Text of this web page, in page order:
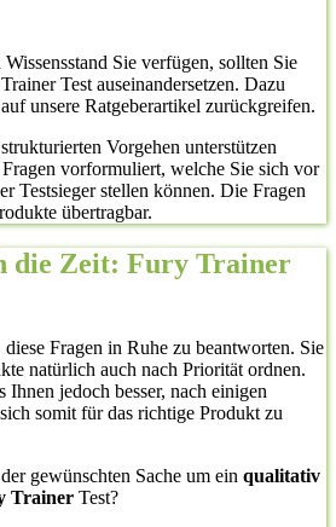
Sie verfügen, sollten Sie
Test auseinandersetzen. Dazu
unsere Ratgeberartikel zurückgreifen.
Vorgehen unterstützen
vorformuliert, welche Sie sich vor
Testsieger stellen können. Die Fragen
übertragbar.
die Zeit: Fury Trainer
Fragen in Ruhe zu beantworten. Sie
natürlich auch nach Priorität ordnen.
Ihnen jedoch besser, nach einigen
somit für das richtige Produkt zu
gewünschten Sache um ein qualitativ
Trainer Test?